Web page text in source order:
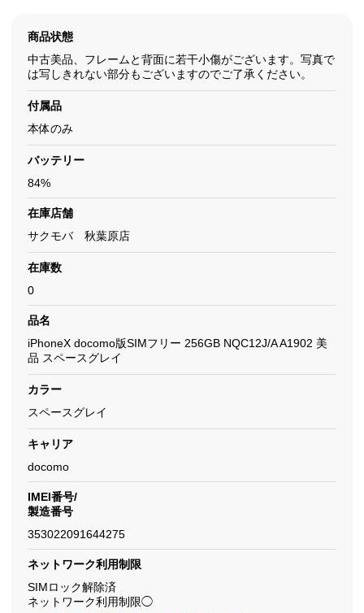
商品状態
中古美品、フレームと背面に若干小傷がございます。写真で
は写しきれない部分もございますのでご了承ください。
付属品
本体のみ
バッテリー
84%
在庫店舗
サクモバ 秋葉原店
在庫数
0
品名
iPhoneX docomo版SIMフリー 256GB NQC12J/A A1902 美
品 スペースグレイ
カラー
スペースグレイ
キャリア
docomo
IMEI番号/
製造番号
353022091644275
ネットワーク利用制限
SIMロック解除済
ネットワーク利用制限◯